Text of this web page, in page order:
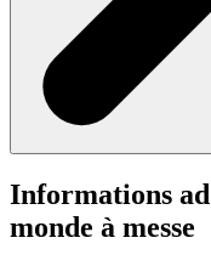
Informations
monde à messe